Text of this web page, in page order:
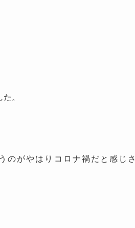
。
のがやはりコロナ禍だと感じさ